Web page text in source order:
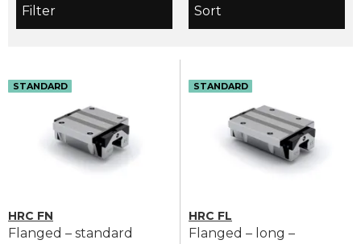
Filter Sort
STANDARD
HRC FN
Flanged – standard
STANDARD
HRC FL
Flanged – long –